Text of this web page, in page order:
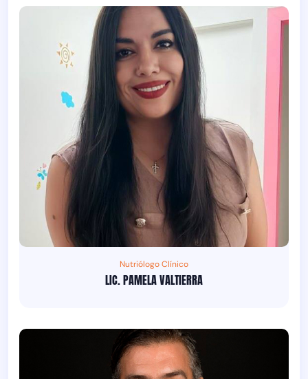
Nutriólogo Clínico
LIC. PAMELA VALTIERRA